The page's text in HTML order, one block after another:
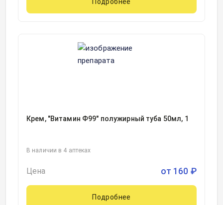
Крем, "Витамин Ф99" полужирный туба 50мл, 1
В наличии в 4 аптеках
Цена от 160 ₽
Подробнее